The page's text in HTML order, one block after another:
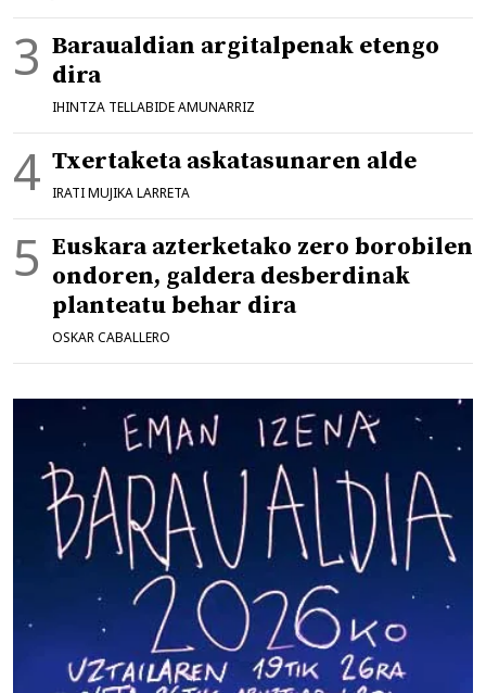
Baraualdian argitalpenak etengo
dira
IHINTZA TELLABIDE AMUNARRIZ
Txertaketa askatasunaren alde
IRATI MUJIKA LARRETA
Euskara azterketako zero borobilen
ondoren, galdera desberdinak
planteatu behar dira
OSKAR CABALLERO